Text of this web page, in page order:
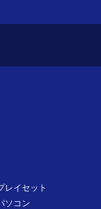
レイセット
ソコン